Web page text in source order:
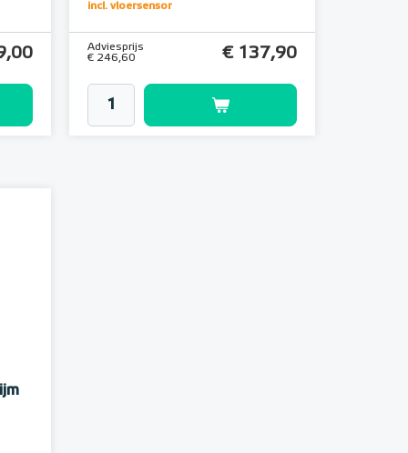
incl. vloersensor
Adviesprijs
€ 246,60
€ 137,90